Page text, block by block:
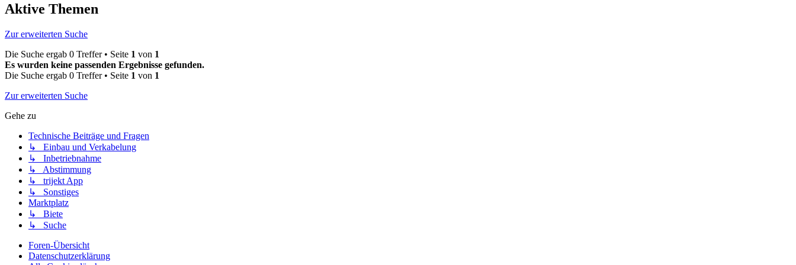
Aktive Themen
Zur erweiterten Suche
Die Suche ergab 0 Treffer • Seite 1 von 1
Es wurden keine passenden Ergebnisse gefunden.
Die Suche ergab 0 Treffer • Seite 1 von 1
Zur erweiterten Suche
Gehe zu
Technische Beiträge und Fragen
↳ Einbau und Verkabelung
↳ Inbetriebnahme
↳ Abstimmung
↳ trijekt App
↳ Sonstiges
Marktplatz
↳ Biete
↳ Suche
Foren-Übersicht
Datenschutzerklärung